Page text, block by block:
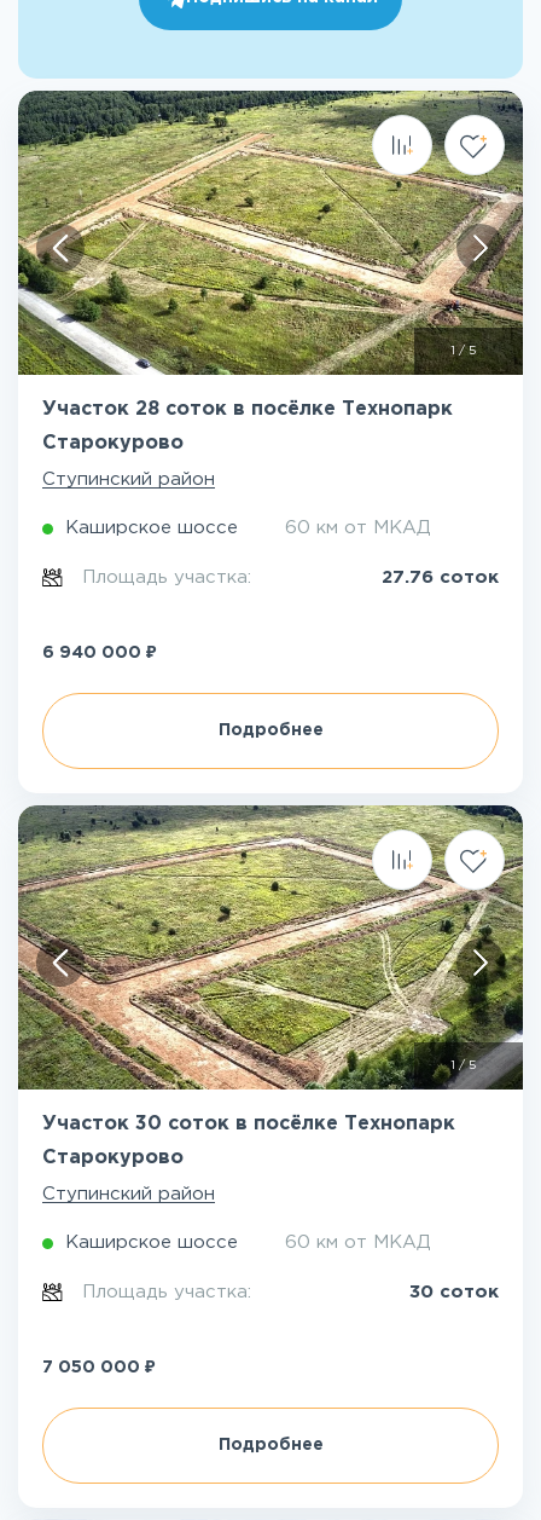
1 /5
Участок 28 соток в посёлке Технопарк
Старокурово
Ступинский район
Каширское шоссе 60 км от МКАД
Площадь участка: 27.76 соток
6 940 000 ₽
Подробнее
/5
Участок 30 соток в посёлке Технопарк
Старокурово
Ступинский район
Каширское шоссе 60 км от МКАД
Площадь участка: 30 соток
7 050 000 ₽
Подробнее